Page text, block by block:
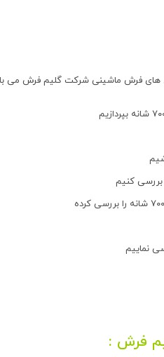
های فرش ماشینی شرکت گلیم فرش می
نماییم
فرش :